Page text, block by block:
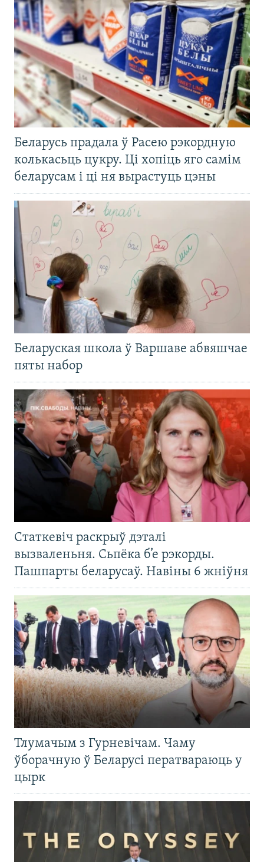
Беларусь прадала ў Расею рэкордную
колькасьць цукру. Ці хопіць яго самім
беларусам і ці ня вырастуць цэны
Беларуская школа ў Варшаве абвяшчае
пяты набор
Статкевіч раскрыў дэталі
вызваленьня. Сьпёка б’е рэкорды.
Пашпарты беларусаў. Навіны 6 жніўня
Тлумачым з Гурневічам. Чаму
ўборачную ў Беларусі ператвараюць у
цырк